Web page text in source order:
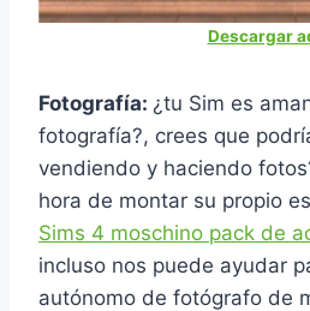
Descargar
Fotografía: ¿tu Sim es
fotografía?, crees que
vendiendo y haciendo
hora de montar su propio
Sims 4 moschino pack de
incluso nos puede ayudar
autónomo de fotógrafo de